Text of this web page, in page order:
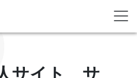
サイト サ